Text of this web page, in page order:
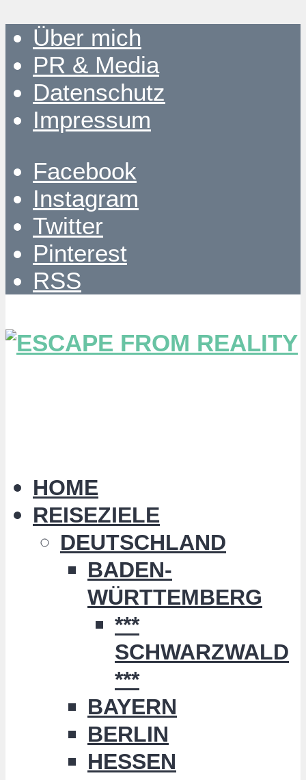
Über mich
PR & Media
Datenschutz
Impressum
Facebook
Instagram
Twitter
Pinterest
RSS
HOME
REISEZIELE
DEUTSCHLAND
BADEN-
WÜRTTEMBERG
***
SCHWARZWALD
***
BAYERN
BERLIN
HESSEN